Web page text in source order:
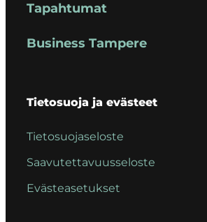
Tapahtumat
Business Tampere
Tietosuoja ja evästeet
Tietosuojaseloste
Saavutettavuusseloste
Evästeasetukset